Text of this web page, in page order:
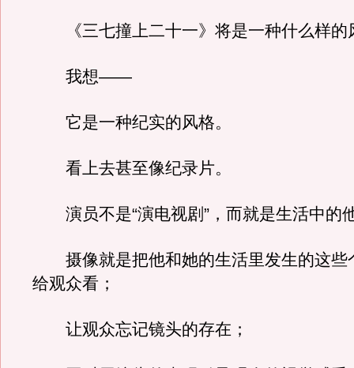
《三七撞上二十一》将是一种什么样的
我想——
它是一种纪实的风格。
看上去甚至像纪录片。
演员不是“演电视剧”，而就是生活中的
摄像就是把他和她的生活里发生的这些
给观众看；
让观众忘记镜头的存在；